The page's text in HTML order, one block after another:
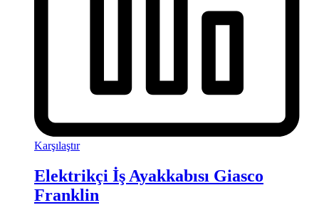
Karşılaştır
Elektrikçi İş Ayakkabısı Giasco
Franklin